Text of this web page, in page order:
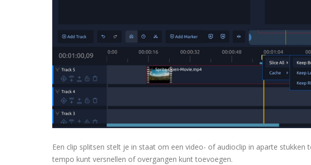
Een clip splitsen stelt je in staat om een video- of audioclip in aparte
tempo kunt versnellen of overgangen kunt toevoegen.